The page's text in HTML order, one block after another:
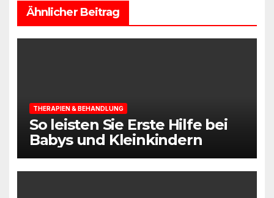
Ähnlicher Beitrag
THERAPIEN & BEHANDLUNG
So leisten Sie Erste Hilfe bei
Babys und Kleinkindern